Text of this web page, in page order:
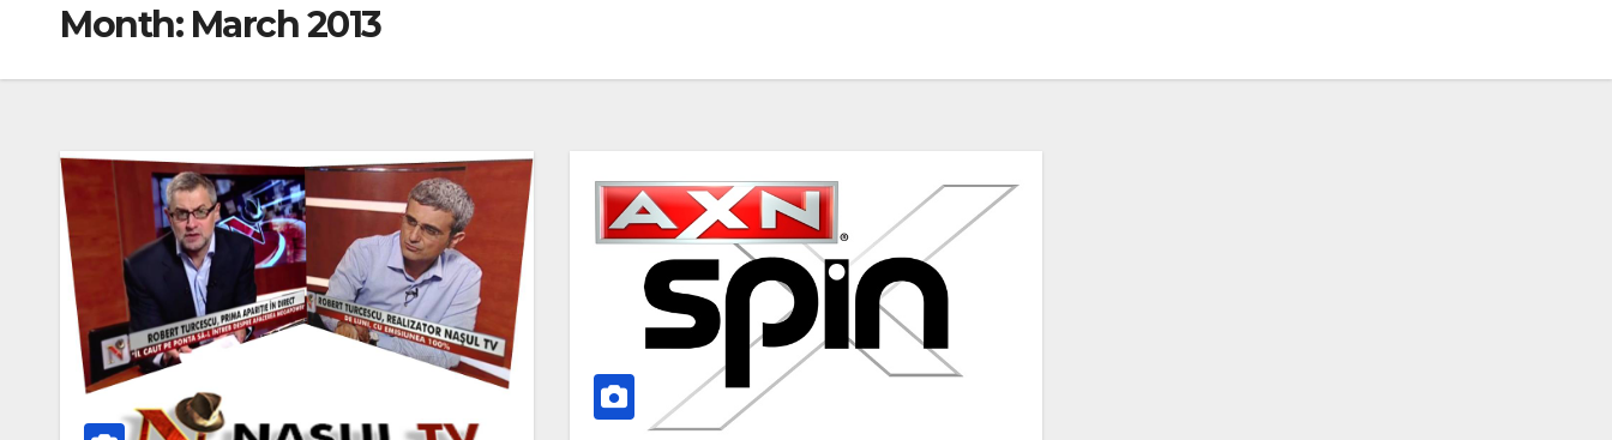
Month: March 2013